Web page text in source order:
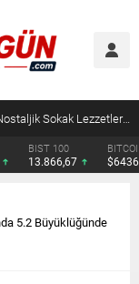
Eyyübiye’de Ziraat Odası Gündemde: Çiftçilerin Sorunları İçin Yeni Çağrı
BITCOIN
$64361
5.2 Büyüklüğünde